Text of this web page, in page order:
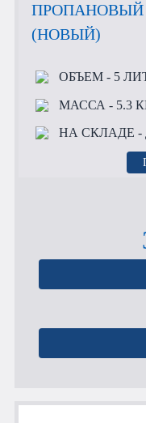
ПРОПАНОВЫЙ
(НОВЫЙ)
ОБЪЕМ- 5
МАССА - 5.3
НА СКЛАДЕ -